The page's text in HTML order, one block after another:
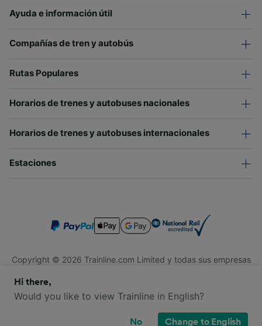
Ayuda e información útil
Compañías de tren y autobús
Rutas Populares
Horarios de trenes y autobuses nacionales
Horarios de trenes y autobuses internacionales
Estaciones
Copyright © 2026 Trainline.com Limited y todas sus empresas
Trainline.com Limited está registrada en Inglaterra y Gales.
Compañía No. 3846791. Dirección: 1 Stonecutter St, Londres
Hi there,
Would you like to view Trainline in English?
No Change to English